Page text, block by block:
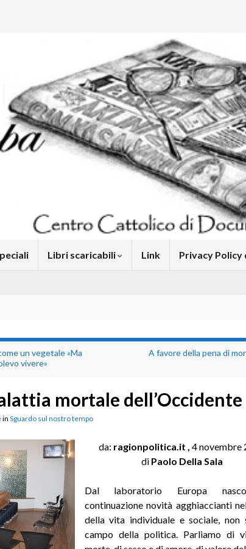
Libri scaricabili Link Privacy Policy
un vegetale «Ma
vivere»
A favore della pena di
mortale dell’Occidente
in Sguardo sul nostro tempo
da: ragionpolitica.it , 4 novembre
di Paolo Della Sala
Dal laboratorio Europa
continuazione novità agghiaccianti
della vita individuale e sociale, non
campo della politica. Parliamo di